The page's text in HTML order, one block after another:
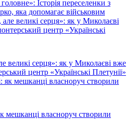
Історія переселенки з
яка допомагає військовим
великі серця»: як у Миколаєві вже
центр «Українські Плетунії»
мешканці власноруч створили